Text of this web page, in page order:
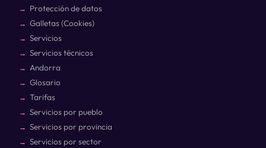
Protección de datos
Galletas (Cookies)
Servicios
Servicios técnicos
Andorra
Glosario
Tarifas
Servicios por pueblo
Servicios por provincia
Servicios por sector